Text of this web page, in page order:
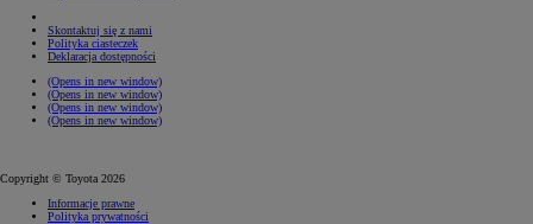
Skontaktuj się z nami
Polityka ciasteczek
Deklaracja dostępności
(Opens in new window)
(Opens in new window)
(Opens in new window)
(Opens in new window)
Copyright © Toyota 2026
Informacje prawne
Polityka prywatności